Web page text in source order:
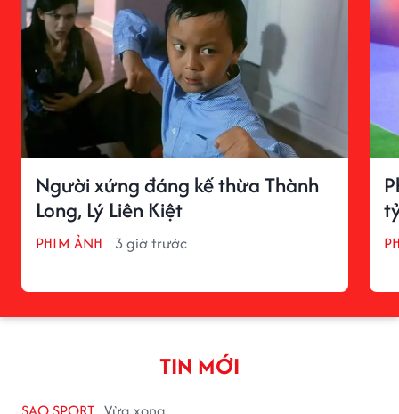
Người xứng đáng kế thừa Thành
Long, Lý Liên Kiệt
PHIM ẢNH 3 giờ trước
TIN MỚI